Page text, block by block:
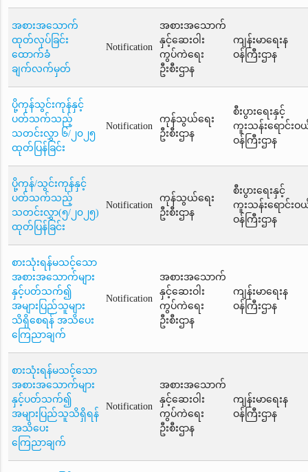
အစားအသောက်
ထုတ်လုပ်ခြင်း
ထောက်ခံ
ချက်လက်မှတ်
Notification
အစားအသောက်
နှင့်ဆေးဝါး
ကွပ်ကဲရေး
ဦးစီးဌာန
ကျန်းမာရေးန
ဝန်ကြီးဌာန
ပို့ကုန်သွင်းကုန်နှင့်
ပတ်သက်သည့်
သတင်းလွှာ ၆/၂၀၂၅
ထုတ်ပြန်ခြင်း
Notification
ကုန်သွယ်ရေး
ဦးစီးဌာန
စီးပွားရေးနှင့်
ကူးသန်းရောင်းဝ
ဝန်ကြီးဌာန
ပို့ကုန်/သွင်းကုန်နှင့်
ပတ်သက်သည့်
သတင်းလွှာ(၅/၂၀၂၅)
ထုတ်ပြန်ခြင်း
Notification
ကုန်သွယ်ရေး
ဦးစီးဌာန
စီးပွားရေးနှင့်
ကူးသန်းရောင်းဝ
ဝန်ကြီးဌာန
စားသုံးရန်မသင့်သော
အစားအသောက်များ
နှင့်ပတ်သက်၍
အများပြည်သူများ
သိရှိစေရန် အသိပေး
ကြေညာချက်
Notification
အစားအသောက်
နှင့်ဆေးဝါး
ကွပ်ကဲရေး
ဦးစီးဌာန
ကျန်းမာရေးန
ဝန်ကြီးဌာန
စားသုံးရန်မသင့်သော
အစားအသောက်များ
နှင့်ပတ်သက်၍
အများပြည်သူသိရှိရန်
အသိပေး
ကြေညာချက်
Notification
အစားအသောက်
နှင့်ဆေးဝါး
ကွပ်ကဲရေး
ဦးစီးဌာန
ကျန်းမာရေးန
ဝန်ကြီးဌာန